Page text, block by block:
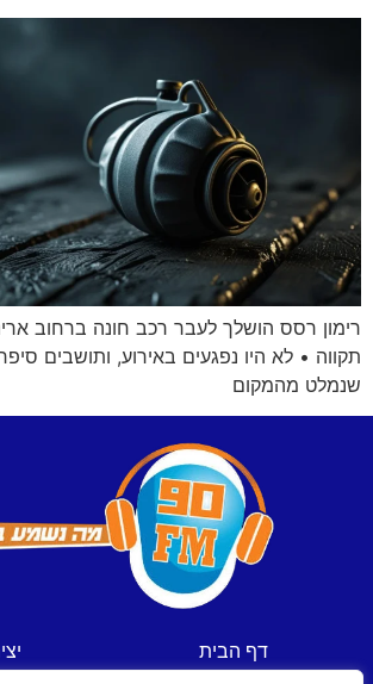
רימון רסס הושלך לעבר רכב חונה ברחוב
תקווה • לא היו נפגעים באירוע, ותושבים
שנמלט מהמקום
דף הבית